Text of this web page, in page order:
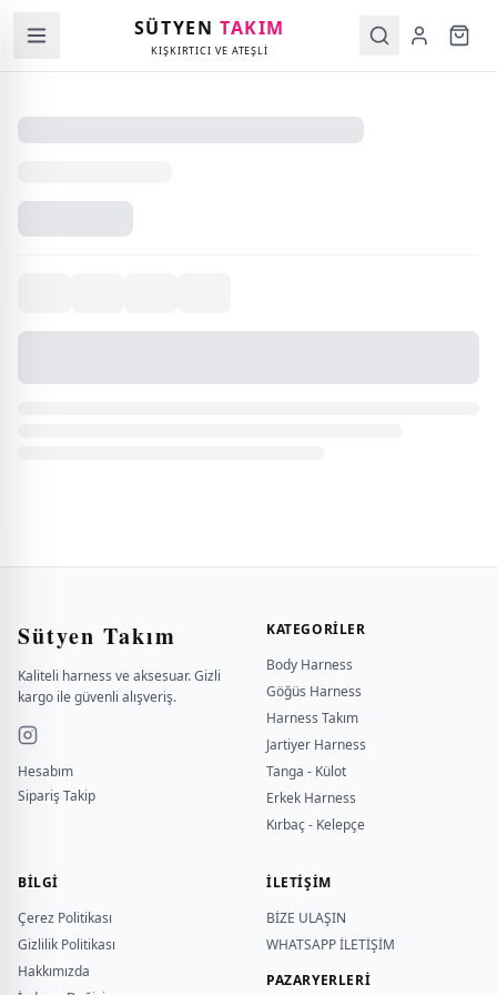
SÜTYENTAKIM
KIŞKIRTICI VE ATEŞLİ
Sütyen Takım
Kaliteli harness ve aksesuar. Gizli
kargo ile güvenli alışveriş.
Hesabım
Sipariş Takip
KATEGORILER
Body Harness
Göğüs Harness
Harness Takım
Jartiyer Harness
Tanga - Külot
Erkek Harness
Kırbaç - Kelepçe
BILGI
Çerez Politikası
Gizlilik Politikası
Hakkımızda
İLETİŞİM
BİZE ULAŞIN
WHATSAPP İLETİŞİM
PAZARYERLERİ